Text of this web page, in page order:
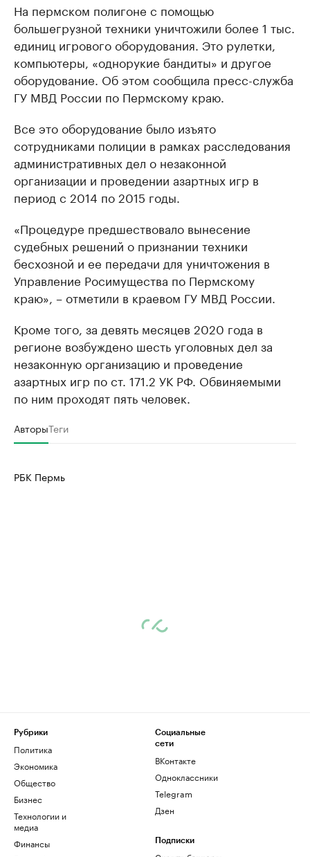
На пермском полигоне с помощью
большегрузной техники уничтожили более 1 тыс.
единиц игрового оборудования. Это рулетки,
компьютеры, «однорукие бандиты» и другое
оборудование. Об этом сообщила пресс-служба
ГУ МВД России по Пермскому краю.
Все это оборудование было изъято
сотрудниками полиции в рамках расследования
административных дел о незаконной
организации и проведении азартных игр в
период с 2014 по 2015 годы.
«Процедуре предшествовало вынесение
судебных решений о признании техники
бесхозной и ее передачи для уничтожения в
Управление Росимущества по Пермскому
краю», – отметили в краевом ГУ МВД России.
Кроме того, за девять месяцев 2020 года в
регионе возбуждено шесть уголовных дел за
незаконную организацию и проведение
азартных игр по ст. 171.2 УК РФ. Обвиняемыми
по ним проходят пять человек.
АвторыТеги
РБК Пермь
Рубрики
Политика
Экономика
Общество
Бизнес
Технологии и
медиа
Финансы
Социальные
сети
ВКонтакте
Одноклассники
Telegram
Дзен
Подписки